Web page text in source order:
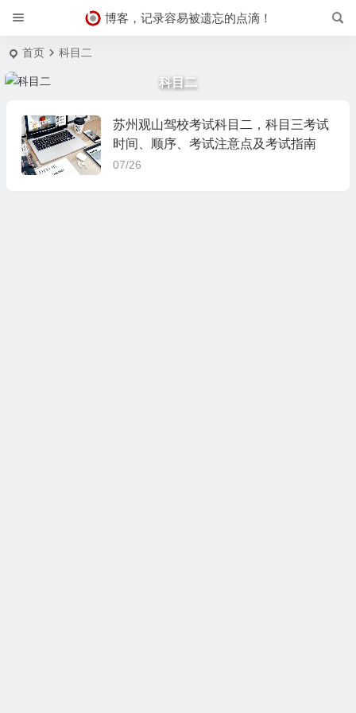
博客，记录容易被遗忘的点滴！
首页 科目二
科目二
苏州观山驾校考试科目二，科目三考试
时间、顺序、考试注意点及考试指南
07/26